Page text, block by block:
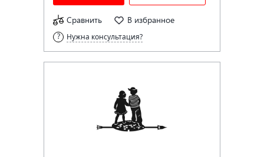
Сравнить В избранное
Нужна консультация?